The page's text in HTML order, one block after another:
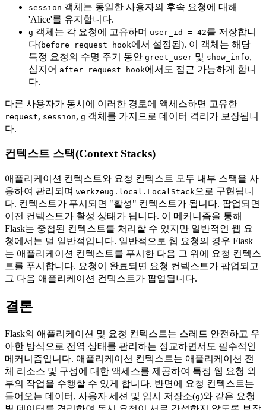
session 객체는 동일한 사용자의 후속 요청에 대해
'Alice'를 유지합니다.
g 객체는 각 요청에 고유하며 user_id = 42를 저장합니
다(before_request_hook에서 설정됨). 이 객체는 해당
특정 요청의 수명 주기 동안 greet_user 및 show_info,
심지어 after_request_hook에서도 접근 가능하게 합니
다.
다른 사용자가 동시에 이러한 경로에 액세스하면 고유한
request, session, g 객체를 가지므로 데이터 격리가 보장됩니
다.
컨텍스트 스택(Context Stacks)
애플리케이션 컨텍스트와 요청 컨텍스트 모두 내부 스택을 사
용하여 관리되며 werkzeug.local.LocalStack으로 구현됩니
다. 컨텍스트가 푸시되면 "활성" 컨텍스트가 됩니다. 팝업되면
이전 컨텍스트가 활성 상태가 됩니다. 이 메커니즘을 통해
Flask는 중첩된 컨텍스트를 처리할 수 있지만 일반적인 웹 요
청에서는 덜 일반적입니다. 일반적으로 웹 요청의 경우 Flask
는 애플리케이션 컨텍스트를 푸시한 다음 그 위에 요청 컨텍스
트를 푸시합니다. 요청이 완료되면 요청 컨텍스트가 팝업되고
그 다음 애플리케이션 컨텍스트가 팝업됩니다.
결론
Flask의 애플리케이션 및 요청 컨텍스트는 스레드 안전하고 우
아한 방식으로 전역 상태를 관리하는 정교하면서도 필수적인
메커니즘입니다. 애플리케이션 컨텍스트는 애플리케이션 전
체 리소스 및 구성에 대한 액세스를 제공하여 특정 웹 요청 외
부의 작업을 수행할 수 있게 합니다. 반면에 요청 컨텍스트는
들어오는 데이터, 사용자 세션 및 임시 저장소(g)와 같은 요청